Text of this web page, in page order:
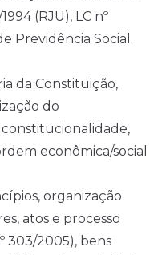
(RJU), LC nº
Previdência Social.
da Constituição,
do
econômica/social
organização
atos e processo
303/2005), bens